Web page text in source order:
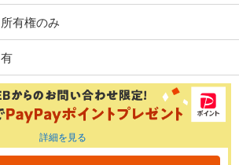
所有権のみ
有
詳細を見る